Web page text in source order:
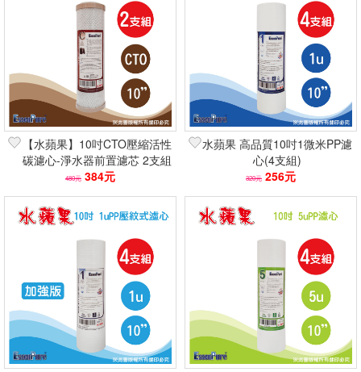
【水蘋果】10吋CTO壓縮活性
碳濾心-淨水器前置濾芯 2支組
(NSF認證/除氯除異味/去除
VOC)
480元 384元
水蘋果 高品質10吋1微米PP濾
心(4支組)
320元 256元